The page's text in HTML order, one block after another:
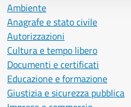
Ambiente
Anagrafe e stato civile
Autorizzazioni
Cultura e tempo libero
Documenti e certificati
Educazione e formazione
Giustizia e sicurezza pubblica